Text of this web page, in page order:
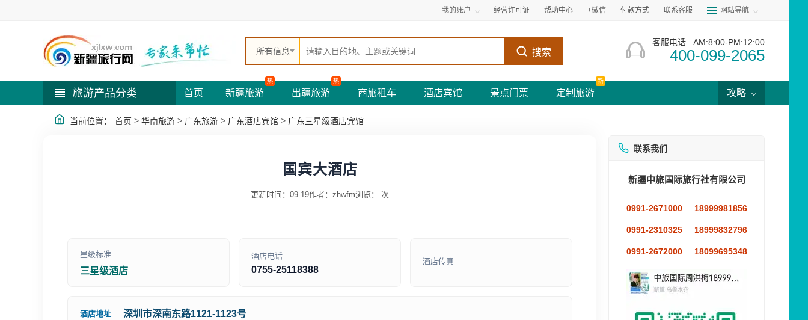
我的账户 经营许可证 帮助中心 +微信 付款方式 联系客服 网站导航
所有信息 搜索
客服电话 AM:8:00-PM:12:00
400-099-2065
旅游产品分类 首页 新疆旅游
热
出疆旅游
热
商旅租车 酒店宾馆 景点门票 定制旅游
新
攻略
当前位置： 首页 > 华南旅游 > 广东旅游 > 广东酒店宾馆 > 广东三星级酒店宾馆
国宾大酒店
更新时间：09-19作者：zhwfm浏览： 次
星级标准
三星级酒店
酒店电话
0755-25118388
酒店传真
酒店地址 深圳市深南东路1121-1123号
联系我们
新疆中旅国际旅行社有限公司
0991-2671000 18999981856
0991-2310325 18999832796
0991-2672000 18099695348